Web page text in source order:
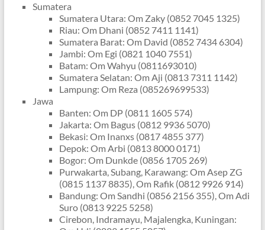
Sumatera
Sumatera Utara: Om Zaky (0852 7045 1325)
Riau: Om Dhani (0852 7411 1141)
Sumatera Barat: Om David (0852 7434 6304)
Jambi: Om Egi (0821 1040 7551)
Batam: Om Wahyu (0811693010)
Sumatera Selatan: Om Aji (0813 7311 1142)
Lampung: Om Reza (085269699533)
Jawa
Banten: Om DP (0811 1605 574)
Jakarta: Om Bagus (0812 9936 5070)
Bekasi: Om Inanxs (0817 4855 377)
Depok: Om Arbi (0813 8000 0171)
Bogor: Om Dunkde (0856 1705 269)
Purwakarta, Subang, Karawang: Om Asep ZG
(0815 1137 8835), Om Rafik (0812 9926 914)
Bandung: Om Sandhi (0856 2156 355), Om Adi
Suro (0813 9225 5258)
Cirebon, Indramayu, Majalengka, Kuningan: